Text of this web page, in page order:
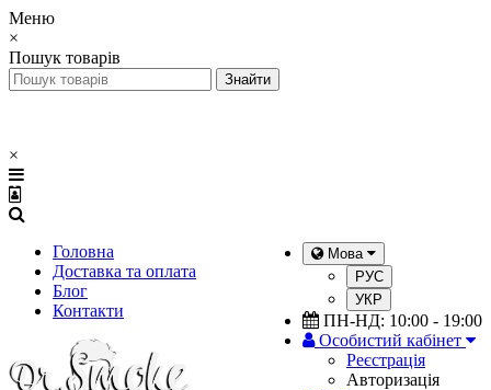
Меню
×
Пошук товарів
×
Головна
Доставка та оплата
Блог
Контакти
Мова
РУС
УКР
ПН-НД: 10:00 - 19:00
Особистий кабінет
Реєстрація
Авторизація